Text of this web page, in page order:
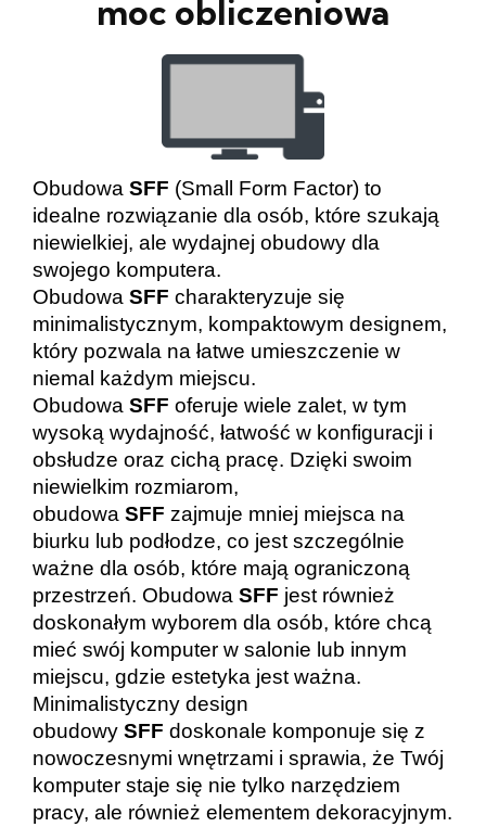
moc obliczeniowa
Obudowa SFF (Small Form Factor) to
idealne rozwiązanie dla osób, które szukają
niewielkiej, ale wydajnej obudowy dla
swojego komputera.
Obudowa SFF charakteryzuje się
minimalistycznym, kompaktowym designem,
który pozwala na łatwe umieszczenie w
niemal każdym miejscu.
Obudowa SFF oferuje wiele zalet, w tym
wysoką wydajność, łatwość w konfiguracji i
obsłudze oraz cichą pracę. Dzięki swoim
niewielkim rozmiarom,
obudowa SFF zajmuje mniej miejsca na
biurku lub podłodze, co jest szczególnie
ważne dla osób, które mają ograniczoną
przestrzeń. Obudowa SFF jest również
doskonałym wyborem dla osób, które chcą
mieć swój komputer w salonie lub innym
miejscu, gdzie estetyka jest ważna.
Minimalistyczny design
obudowy SFF doskonale komponuje się z
nowoczesnymi wnętrzami i sprawia, że Twój
komputer staje się nie tylko narzędziem
pracy, ale również elementem dekoracyjnym.